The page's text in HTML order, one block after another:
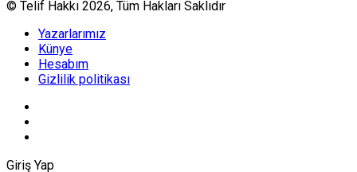
© Telif Hakkı 2026, Tüm Hakları Saklıdır
Yazarlarımız
Künye
Hesabım
Gizlilik politikası
Giriş Yap